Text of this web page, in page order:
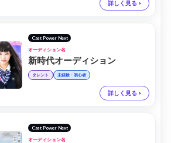
詳しく見る >
Cast Power Next
オーディション名
新時代オーディション
タレント 未経験・初心者
詳しく見る >
Cast Power Next
オーディション名